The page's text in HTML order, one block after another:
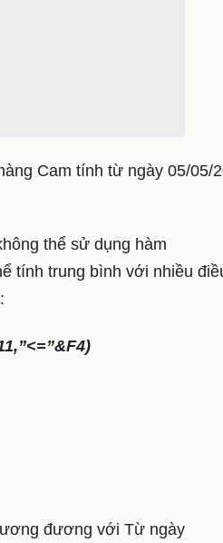
Cam tính từ ngày 05/05/
thể sử dụng hàm
tính trung bình với nhiều
đương với Từ ngày